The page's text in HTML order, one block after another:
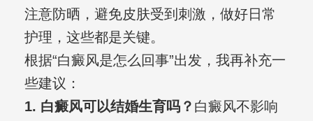
注意防晒，避免皮肤受到刺激，做好日常
护理，这些都是关键。
根据“白癜风是怎么回事”出发，我再补充一
些建议：
1. 白癜风可以结婚生育吗？ 白癜风不影响